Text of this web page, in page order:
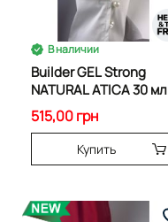
В наличии
Builder GEL Strong
NATURAL ATICA 30 мл
515,00 грн
Купить